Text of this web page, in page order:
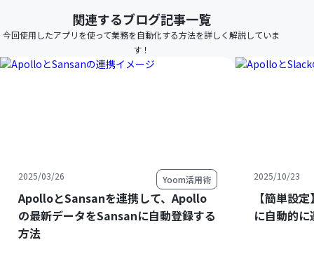
関連するブログ記事一覧
今回使用したアプリを使って業務を自動化する方法を詳しく解説していま
す！
2025/03/26 Yoom活用術
ApolloとSansanを連携して、Apollo
の最新データをSansanに自動登録する
方法
2025/10/23
【簡単設
に自動的